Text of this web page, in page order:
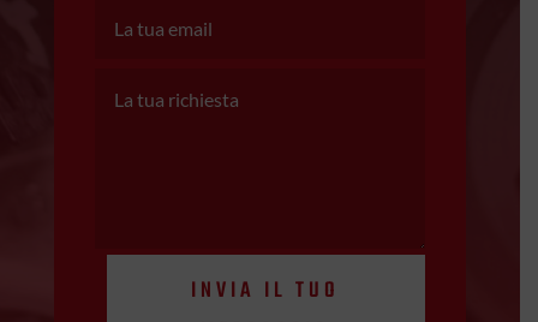
INVIA IL TUO